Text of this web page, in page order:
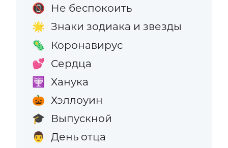
📵 Не беспокоить
🌟 Знаки зодиака и звезды
🦠 Коронавирус
💕 Сердца
🕎 Ханука
🎃 Хэллоуин
🎓 Выпускной
👨 День отца